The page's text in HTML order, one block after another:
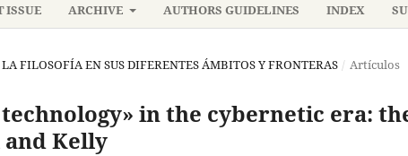
ISSUE ARCHIVE AUTHORS GUIDELINES INDEX
FILOSOFÍA EN SUS DIFERENTES ÁMBITOS Y FRONTERAS / Artículos
in the cybernetic era:
Kelly